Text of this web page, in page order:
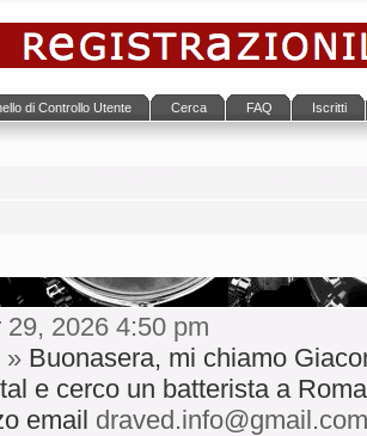
di Controllo Utente Cerca FAQ Iscritti
29, 2026 4:50 pm
» Buonasera, mi chiamo
e cerco un batterista a
email draved.info@gmail.com